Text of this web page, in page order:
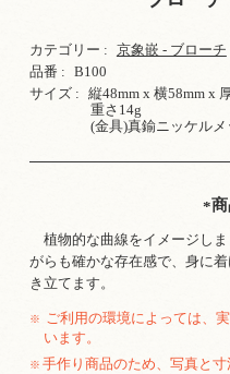
カテゴリー : 京象嵌 - ブローチ
品番 : B100
サイズ : 縦48mm x 横58mm x
重さ14g
(金具)真鍮ニッケルメ
植物的な曲線をイメージし
がらも確かな存在感で、身に
き立てます。
※
ご利用の環境によっては、
います。
※ 手作り商品のため、写真と